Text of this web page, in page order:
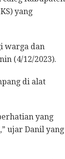
yang
warga dan
(4/12/2023).
di alat
yang
ujar Danil yang